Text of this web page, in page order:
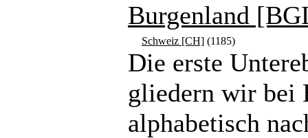
Burgenland
Schweiz [CH] (1185)
Die erste
gliedern wir bei
alphabetisch